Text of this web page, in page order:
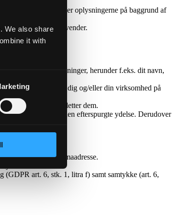
We also share
it with
funktion. Vi behandler oplysningerne på baggrund af
typer cookies, vi anvender.
dine kontaktoplysninger, herunder f.eks. dit navn,
og servicere dig og/eller din virksomhed på
hvorefter vi sletter dem.
på levering af den efterspurgte ydelse. Derudover
og firmaadresse.
(GDPR art. 6, stk. 1, litra f) samt samtykke (art. 6,